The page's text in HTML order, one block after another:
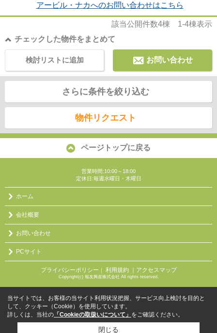
アービル・ナカへのお問い合わせはこちら
該当公開件数4棟 1-4棟表示
チェックした物件をまとめて
お問い合わせ
検討リストに追加
さらに条件を絞り込む
物件リクエスト
ページトップに戻る
営業時間:10:00～18:00
定休日:毎週水曜日・木曜日
ホーム
会社概要
お問い合わせ
PCサイト
プライバシーポリシー ｜ 利用規約 ｜アクセスマップ
Copyright(c) 報友興産株式会社 All rights reserved.
当サイトでは、お客様の当サイト利用状況把握、サービス向上検討を目的と
して、クッキー（Cookie）を使用しています。
詳しくは、当社の 「Cookieの取扱いについて」 をご確認ください。
閉じる